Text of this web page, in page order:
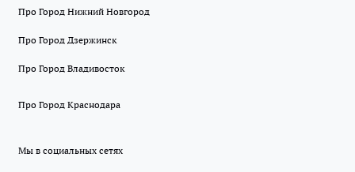
Про Город Нижний Новгород
Про Город Дзержинск
Про Город Владивосток
Про Город Краснодара
Мы в социальных сетях